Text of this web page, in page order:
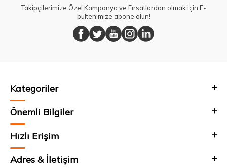
Takipçilerimize Özel Kampanya ve Fırsatlardan olmak için E-
bültenimize abone olun!
Kategoriler
Önemli Bilgiler
Hızlı Erişim
Adres & İletişim